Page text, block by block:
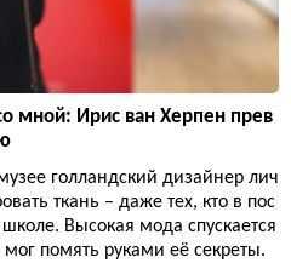
мной: Ирис ван Херпен прев
голландский дизайнер лич
ткань – даже тех, кто в пос
Высокая мода спускается
помять руками её секреты.